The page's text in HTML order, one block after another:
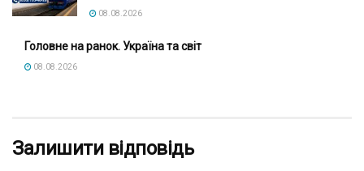
08.08.2026
Головне на ранок. Україна та світ
08.08.2026
Залишити відповідь